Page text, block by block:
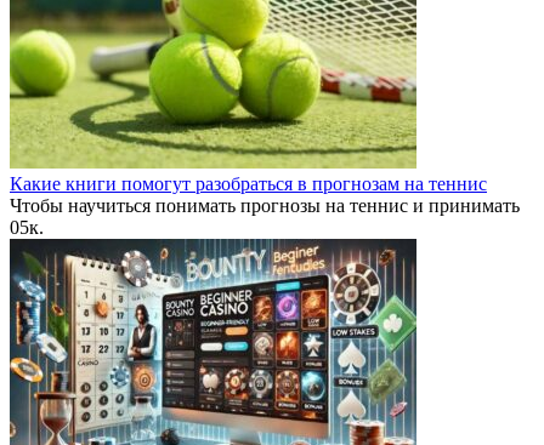
Какие книги помогут разобраться в прогнозам на теннис
Чтобы научиться понимать прогнозы на теннис и принимать
05к.